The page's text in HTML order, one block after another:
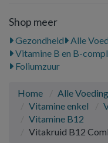
Shop meer
Gezondheid Alle
Vitamine B en B-
Foliumzuur
Home
Alle
Vitamine enkel
Vitamine B12
Vitakruid B12